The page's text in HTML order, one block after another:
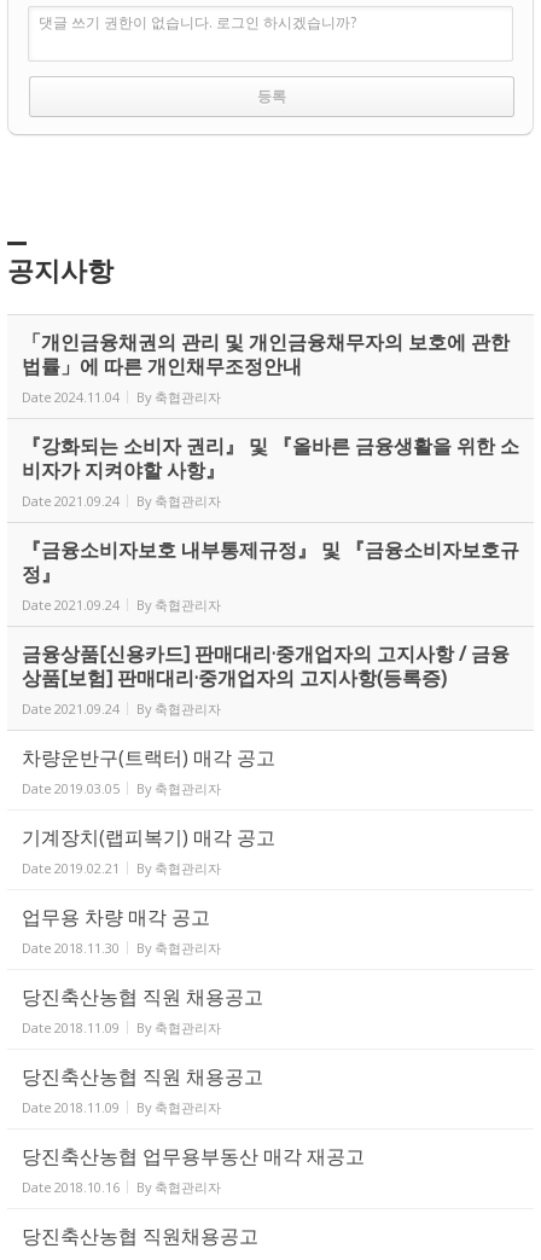
댓글 쓰기 권한이 없습니다. 로그인 하시겠습니까?
공지사항
「개인금융채권의 관리 및 개인금융채무자의 보호에 관한
법률」에 따른 개인채무조정안내
Date 2024.11.04 By 축협관리자
『강화되는 소비자 권리』 및 『올바른 금융생활을 위한 소
비자가 지켜야할 사항』
Date 2021.09.24 By 축협관리자
『금융소비자보호 내부통제규정』 및 『금융소비자보호규
정』
Date 2021.09.24 By 축협관리자
금융상품[신용카드] 판매대리·중개업자의 고지사항 / 금융
상품[보험] 판매대리·중개업자의 고지사항(등록증)
Date 2021.09.24 By 축협관리자
차량운반구(트랙터) 매각 공고
Date 2019.03.05 By 축협관리자
기계장치(랩피복기) 매각 공고
Date 2019.02.21 By 축협관리자
업무용 차량 매각 공고
Date 2018.11.30 By 축협관리자
당진축산농협 직원 채용공고
Date 2018.11.09 By 축협관리자
당진축산농협 직원 채용공고
Date 2018.11.09 By 축협관리자
당진축산농협 업무용부동산 매각 재공고
Date 2018.10.16 By 축협관리자
당진축산농협 직원채용공고